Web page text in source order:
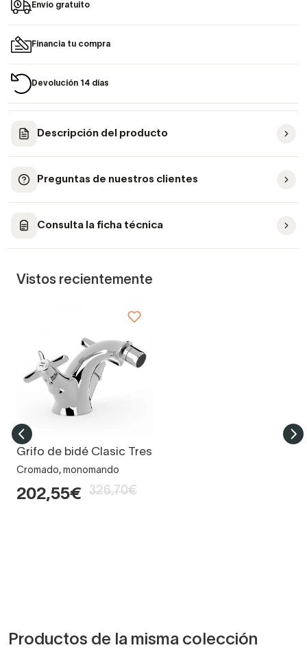
Envío gratuito
Financia tu compra
Devolución 14 días
Descripción del producto
Preguntas de nuestros clientes
Consulta la ficha técnica
Vistos recientemente
Grifo de bidé Clasic Tres
Cromado, monomando
202,55€ 326,70€
Productos de la misma colección